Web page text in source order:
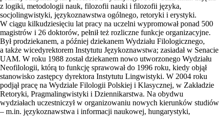
z logiki, metodologii nauk, filozofii nauki i filozofii języka,
socjolingwistyki, językoznawstwa ogólnego, retoryki i erystyki.
W ciągu kilkudziesięciu lat pracy na uczelni wypromował ponad 500
magistrów i 26 doktorów, pełnił też rozliczne funkcje organizacyjne.
Był prodziekanem, a później dziekanem Wydziału Filologicznego,
a także wicedyrektorem Instytutu Językoznawstwa; zasiadał w Senacie
UAM. W roku 1988 został dziekanem nowo utworzonego Wydziału
Neofilologii, którą to funkcję sprawował do 1996 roku, kiedy objął
stanowisko zastępcy dyrektora Instytutu Lingwistyki. W 2004 roku
podjął pracę na Wydziale Filologii Polskiej i Klasycznej, w Zakładzie
Retoryki, Pragmalingwistyki i Dziennikarstwa. Na obydwu
wydziałach uczestniczył w organizowaniu nowych kierunków studiów
– m.in. językoznawstwa i informacji naukowej, hungarystyki,